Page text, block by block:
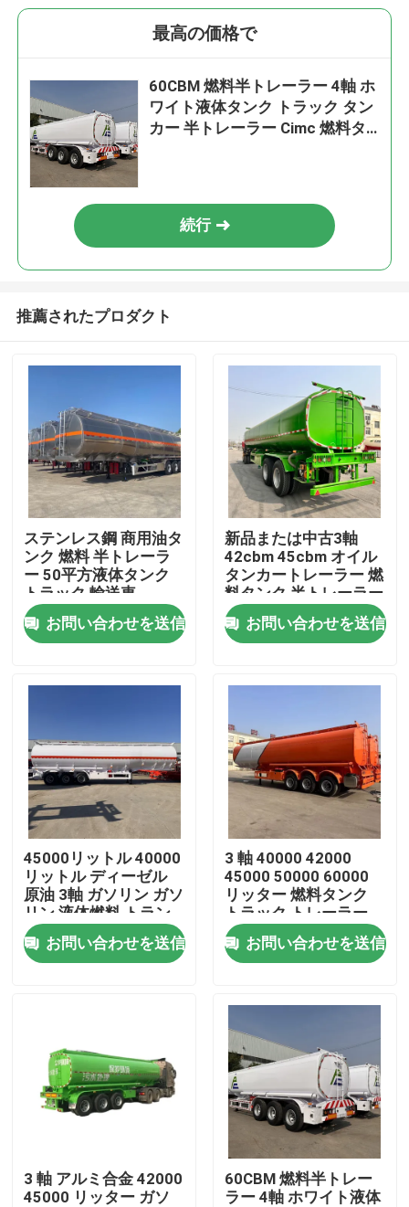
ビデオ
私達について
工場旅行
品質管理
引用を要求しなさい
使用されたダンプカー トラック
最高の価格で
60CBM 燃料半トレーラー 4軸 ホ
ワイト液体タンク トラック タン
カー 半トレーラー Cimc 燃料タ
続行
推薦されたプロダクト
ステンレス鋼 商用油タ
ンク 燃料 半トレーラ
ー 50平方液体タンク
トラック 輸送車
お問い合わせを送信
新品または中古3軸
42cbm 45cbm オイル
タンカートレーラー 燃
料タンク 半トレーラー
お問い合わせを送信
45000リットル 40000
リットル ディーゼル
原油 3軸 ガソリン ガソ
リン 液体燃料 トラン
カー トレーラー タン
ク 半トレーラー
お問い合わせを送信
3 軸 40000 42000
45000 50000 60000
リッター 燃料タンク
トラック トレーラー
ガソリン ガソリン デ
ィーゼル 油タンク 燃
料タンク
お問い合わせを送信
3 軸 アルミ合金 42000
45000 リッター ガソ
60CBM 燃料半トレー
ラー 4軸 ホワイト液体